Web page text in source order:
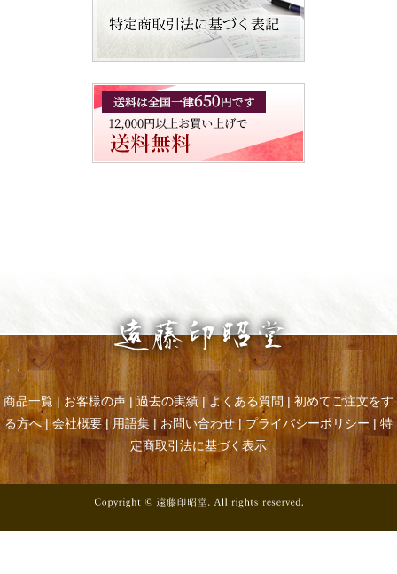
商品一覧 |お客様の声|過去の実績|よくある質問|初めてご注文をす
る方へ |会社概要|用語集| お問い合わせ| プライバシーポリシー|特
定商取引法に基づく表示